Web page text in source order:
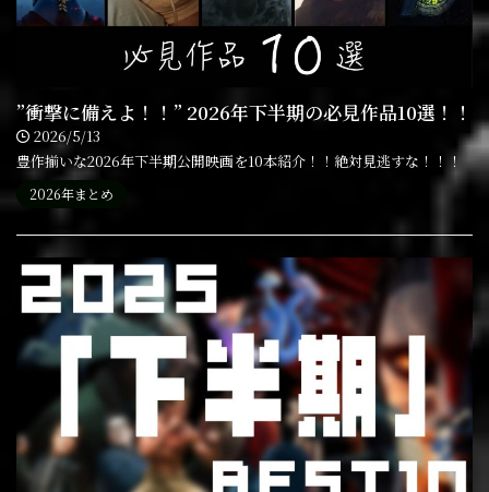
”衝撃に備えよ！！” 2026年下半期の必見作品10選！！
2026/5/13
豊作揃いな2026年下半期公開映画を10本紹介！！絶対見逃すな！！！
2026年まとめ